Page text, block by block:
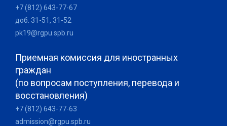
+7 (812) 643-77-67
доб. 31-51, 31-52
pk19@rgpu.spb.ru
Приемная комиссия для иностранных
граждан
(по вопросам поступления, перевода и
восстановления)
+7 (812) 643-77-63
admission@rgpu.spb.ru